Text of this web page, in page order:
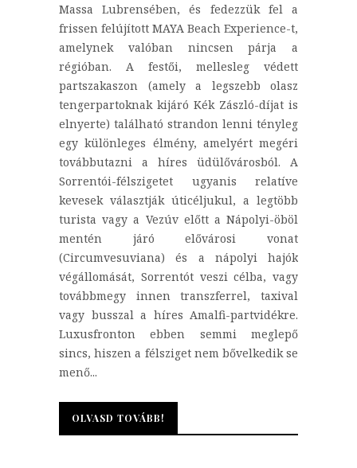
Massa Lubrensében, és fedezzük fel a
frissen felújított MAYA Beach Experience-t,
amelynek valóban nincsen párja a
régióban. A festői, mellesleg védett
partszakaszon (amely a legszebb olasz
tengerpartoknak kijáró Kék Zászló-díjat is
elnyerte) található strandon lenni tényleg
egy különleges élmény, amelyért megéri
továbbutazni a híres üdülővárosból. A
Sorrentói-félszigetet ugyanis relatíve
kevesek választják úticéljukul, a legtöbb
turista vagy a Vezúv előtt a Nápolyi-öböl
mentén járó elővárosi vonat
(Circumvesuviana) és a nápolyi hajók
végállomását, Sorrentót veszi célba, vagy
továbbmegy innen transzferrel, taxival
vagy busszal a híres Amalfi-partvidékre.
Luxusfronton ebben semmi meglepő
sincs, hiszen a félsziget nem bővelkedik se
menő...
OLVASD TOVÁBB!
OLVASD TOVÁBB!